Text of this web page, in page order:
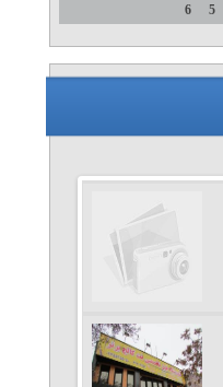
5
6